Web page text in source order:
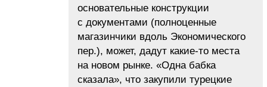
основательные конструкции
с документами (полноценные
магазинчики вдоль Экономического
пер.), может, дадут какие-то места
на новом рынке. «Одна бабка
сказала», что закупили турецкие